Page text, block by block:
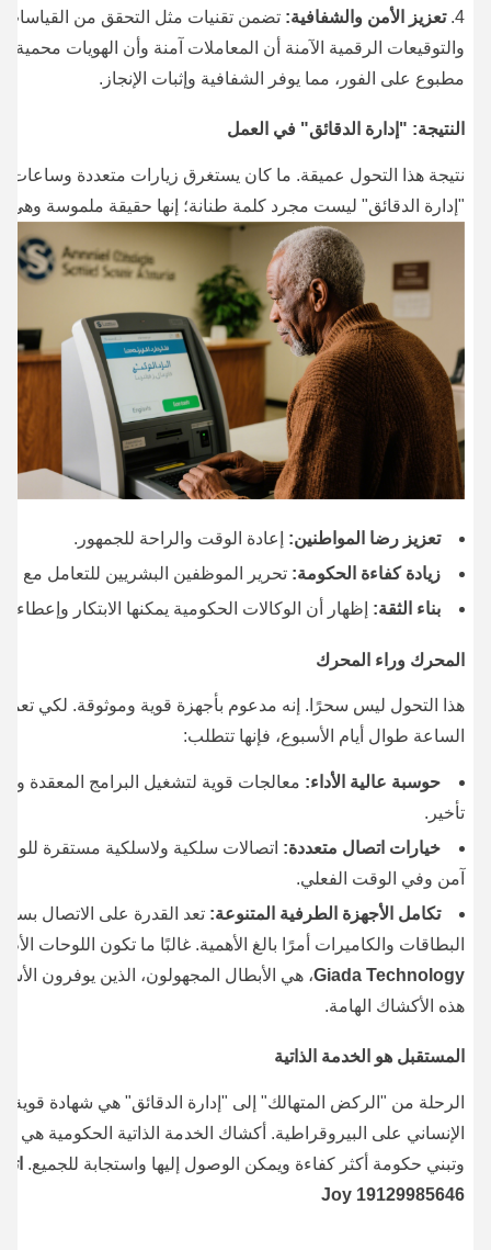
تعزيز الأمن والشفافية: تضمن تقنيات مثل التحقق من القياسات
والتوقيعات الرقمية الآمنة أن المعاملات آمنة وأن الهويات
مطبوع على الفور، مما يوفر الشفافية وإثبات الإنجاز.
النتيجة: "إدارة الدقائق" في العمل
نتيجة هذا التحول عميقة. ما كان يستغرق زيارات متعددة
"إدارة الدقائق" ليست مجرد كلمة طنانة؛ إنها حقيقة ملموسة وهي:
تعزيز رضا المواطنين: إعادة الوقت والراحة للجمهور.
زيادة كفاءة الحكومة: تحرير الموظفين البشريين للتعامل مع
بناء الثقة: إظهار أن الوكالات الحكومية يمكنها الابتكار وإعطاء
المحرك وراء المحرك
هذا التحول ليس سحرًا. إنه مدعوم بأجهزة قوية وموثوقة. لكي
الساعة طوال أيام الأسبوع، فإنها تتطلب:
حوسبة عالية الأداء: معالجات قوية لتشغيل البرامج المعقدة
تأخير.
خيارات اتصال متعددة: اتصالات سلكية ولاسلكية مستقرة
آمن وفي الوقت الفعلي.
تكامل الأجهزة الطرفية المتنوعة: تعد القدرة على الاتصال
البطاقات والكاميرات أمرًا بالغ الأهمية. غالبًا ما تكون اللوحات
Giada Technology، هي الأبطال المجهولون، الذين يوفرون
هذه الأكشاك الهامة.
المستقبل هو الخدمة الذاتية
الرحلة من "الركض المتهالك" إلى "إدارة الدقائق" هي شهادة قوية
الإنساني على البيروقراطية. أكشاك الخدمة الذاتية الحكومية هي
وتبني حكومة أكثر كفاءة ويمكن الوصول إليها واستجابة للجميع.
19129985646 Joy